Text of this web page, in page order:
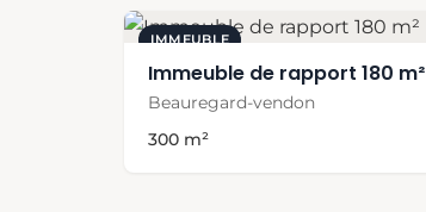
IMMEUBLE
Immeuble de rapport 180 m²
Beauregard-vendon
300 m²